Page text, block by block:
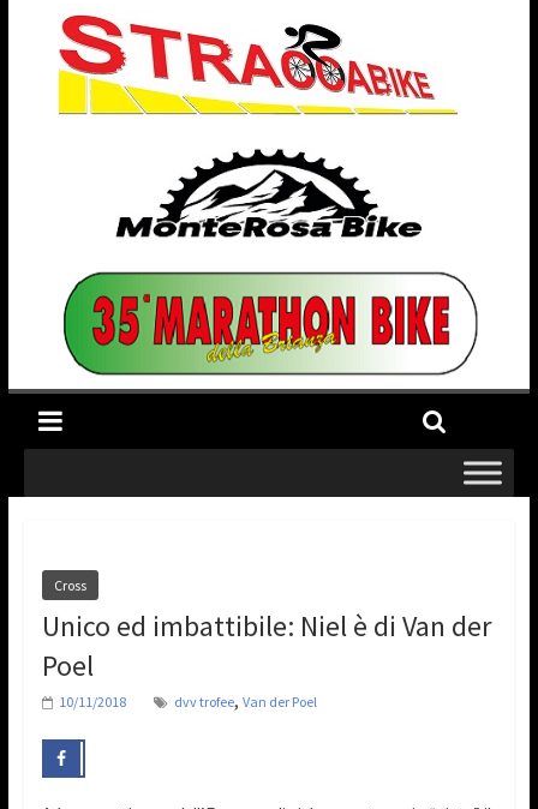
Cross
Unico ed imbattibile: Niel è di Van der
Poel
10/11/2018 dvv trofee, Van der Poel